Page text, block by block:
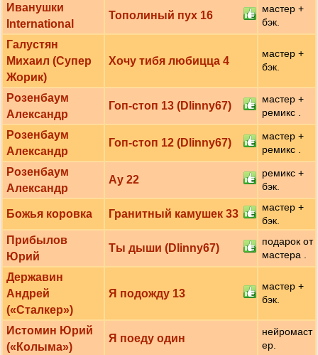
Иванушки
International
Тополиный пух 16
мастер +
бэк.
Галустян
Михаил (Супер
Жорик)
Хочу тибя любицца 4
мастер +
бэк.
Розенбаум
Александр
Гоп-стоп 13 (Dlinny67)
мастер +
ремикс .
Розенбаум
Александр
Гоп-стоп 12 (Dlinny67)
мастер +
ремикс .
Розенбаум
Александр
Ау 22
ремикс +
бэк.
Божья коровка Гранитный камушек 33
мастер +
бэк.
Прибылов
Юрий
Ты дыши (Dlinny67)
подарок от
мастера .
Державин
Андрей
(«Сталкер»)
Я подожду 13
мастер +
бэк.
Истомин Юрий
(«Колыма»)
Я поеду один
нейромаст
ер.